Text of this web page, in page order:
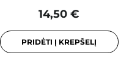
14,50 €
PRIDĖTI Į KREPŠELĮ